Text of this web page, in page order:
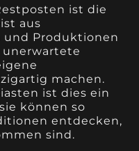
ist die
aus
und Produktionen
machen.
ist dies ein
können so
entdecken,
sind.